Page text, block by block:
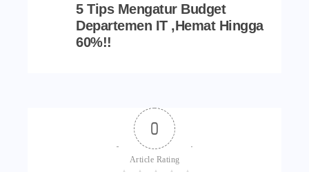
5 Tips Mengatur Budget
Departemen IT ,Hemat Hingga
60%!!
0
Article Rating